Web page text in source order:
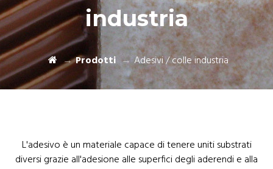
industria
Prodotti Adesivi / colle industria
L'adesivo è un materiale capace di tenere uniti substrati
diversi grazie all'adesione alle superfici degli aderendi e alla